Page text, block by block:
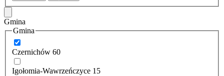
Gmina
Gmina
Czernichów 60
Igołomia-Wawrzeńczyce 15